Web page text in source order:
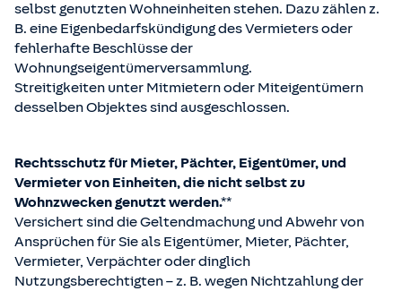
selbst genutzten Wohneinheiten stehen. Dazu zählen z.
B. eine Eigenbedarfskündigung des Vermieters oder
fehlerhafte Beschlüsse der
Wohnungseigentümerversammlung.
Streitigkeiten unter Mitmietern oder Miteigentümern
desselben Objektes sind ausgeschlossen.
Rechtsschutz für Mieter, Pächter, Eigentümer, und
Vermieter von Einheiten, die nicht selbst zu
Wohnzwecken genutzt werden.**
Versichert sind die Geltendmachung und Abwehr von
Ansprüchen für Sie als Eigentümer, Mieter, Pächter,
Vermieter, Verpächter oder dinglich
Nutzungsberechtigten – z. B. wegen Nichtzahlung der